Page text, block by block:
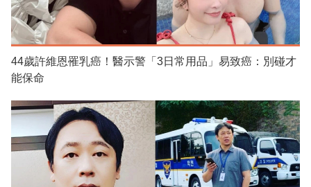
44歲許維恩罹乳癌！醫示警「3日常用品」易致癌：別碰才
能保命